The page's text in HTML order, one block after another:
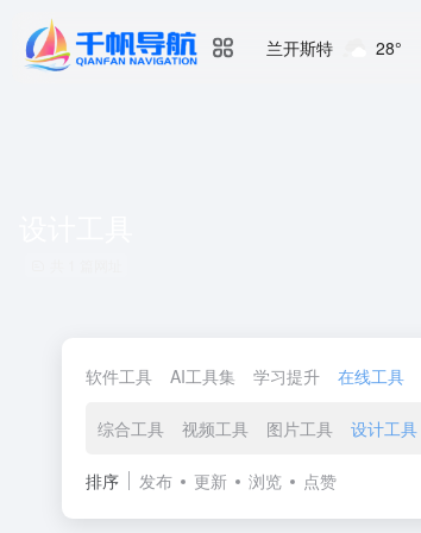
兰开斯特 28°
软件工具 AI工具集 学习提升 在线工具
综合工具 视频工具 图片工具 设计工具
排序 发布 更新 浏览 点赞